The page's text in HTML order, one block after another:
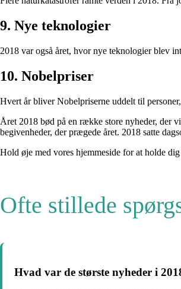
9. Nye teknologier
2018 var også året, hvor nye teknologier blev
10. Nobelpriser
Hvert år bliver Nobelpriserne uddelt til
Året 2018 bød på en række store nyheder, der
begivenheder, der prægede året. 2018 satte
Hold øje med vores hjemmeside for at holde
Ofte stillede
Hvad var de største nyheder i